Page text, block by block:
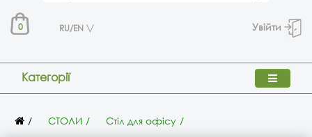
0 RU/EN Увійти
Категорії
СТОЛИ Стіл для офісу